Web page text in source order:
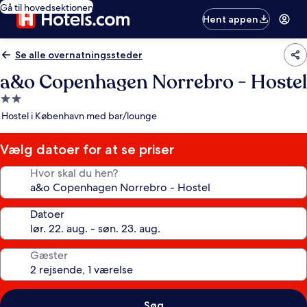
Gå til hovedsektionen
Hent appen
Se alle overnatningssteder
a&o Copenhagen Norrebro - Hostel
2.0-
stjernet
Hostel i København med bar/lounge
Vælg datoer for at se priser
Hvor skal du hen?
Datoer
Gæster